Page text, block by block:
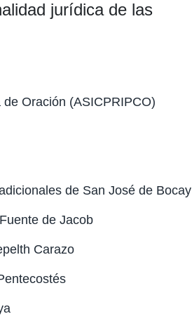
jurídica de las
Oración (ASICPRIPCO)
de San José de Bocay
de Jacob
Carazo